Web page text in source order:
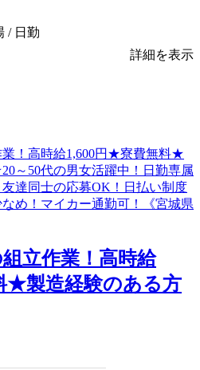
/ 日勤
詳細を表示
立作業！高時給
★製造経験のある方